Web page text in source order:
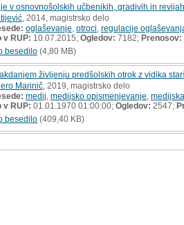
v osnovnošolskih učbenikih, gradivih in
, 2014, magistrsko delo
oglaševanje otroci regulacije
v RUP: 10.07.2015; Ogledov: 7182; Prenosov:
besedilo (4,80 MB)
življenju predšolskih otrok z vidika
Marinič , 2019, magistrsko delo
medij medijsko opismenjevanje
v RUP: 01.01.1970 01:00:00; Ogledov: 2547;
besedilo (409,40 KB)